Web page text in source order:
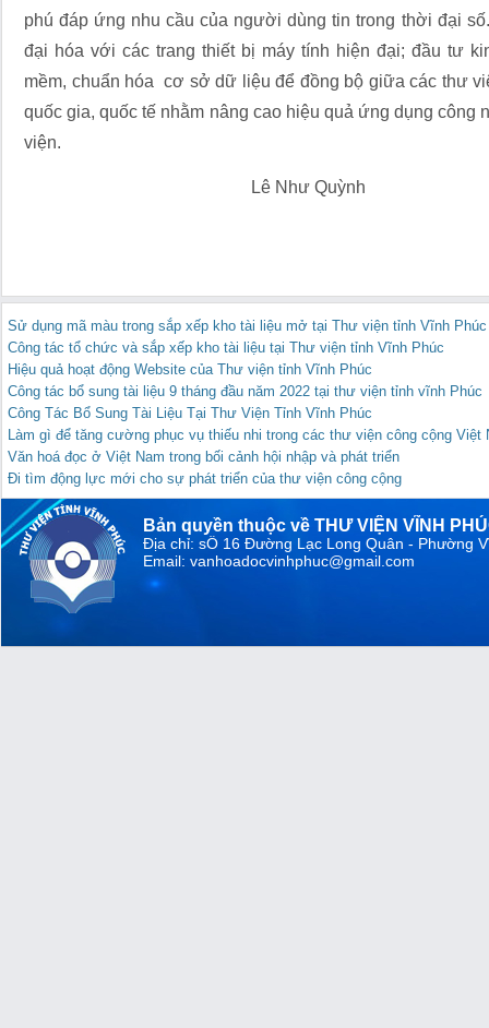
phú đáp ứng nhu cầu của người dùng tin trong thời đại
đại hóa với các trang thiết bị máy tính hiện đại; đầu tư
mềm, chuẩn hóa cơ sở dữ liệu để đồng bộ giữa các thư
quốc gia, quốc tế nhằm nâng cao hiệu quả ứng dụng công
viện.
Lê Như Quỳnh
Sử dụng mã màu trong sắp xếp kho tài liệu mở tại Thư viện tỉnh Vĩnh Phúc
Công tác tổ chức và sắp xếp kho tài liệu tại Thư viện tỉnh Vĩnh Phúc
Hiệu quả hoạt động Website của Thư viện tỉnh Vĩnh Phúc
Công tác bổ sung tài liệu 9 tháng đầu năm 2022 tại thư viện tỉnh vĩnh Phúc
Công Tác Bổ Sung Tài Liệu Tại Thư Viện Tỉnh Vĩnh Phúc
Làm gì để tăng cường phục vụ thiếu nhi trong các thư viện công cộng Việt
Văn hoá đọc ở Việt Nam trong bối cảnh hội nhập và phát triển
Đi tìm động lực mới cho sự phát triển của thư viện công cộng
Bản quyền thuộc về THƯ VIỆN VĨNH
Địa chỉ: sỐ 16 Đường Lạc Long Quân - Phường
Email: vanhoadocvinhphuc@gmail.com